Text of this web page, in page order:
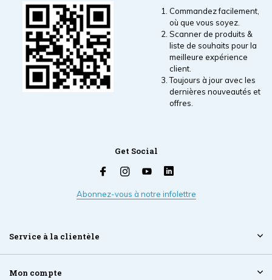
Commandez facilement,
où que vous soyez.
Scanner de produits &
liste de souhaits pour la
meilleure expérience
client.
Toujours à jour avec les
dernières nouveautés et
offres.
Get Social
Abonnez-vous à notre infolettre
Service à la clientèle
Mon compte